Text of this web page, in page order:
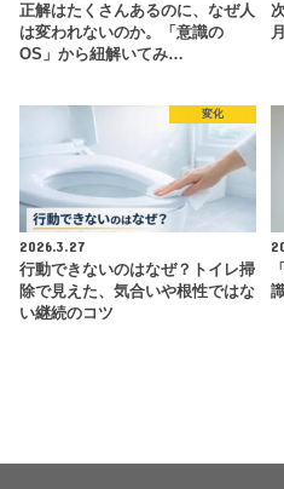
正解はたくさんあるのに、なぜ人
は変われないのか。「意識の
OS」から紐解いてみ…
変化
2026.3.27
行動できないのはなぜ？トイレ掃
除で見えた、気合いや根性ではな
い継続のコツ